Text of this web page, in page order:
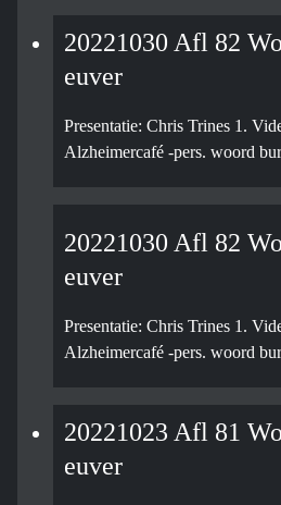
20221030 Afl 82
euver
Presentatie: Chris Trines 1.
Alzheimercafé -pers. woord
20221030 Afl 82
euver
Presentatie: Chris Trines 1.
Alzheimercafé -pers. woord
20221023 Afl 81
euver